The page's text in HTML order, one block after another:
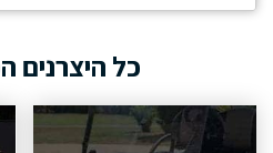
כל היצרנים